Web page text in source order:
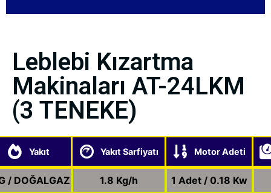
Leblebi Kızartma
Makinaları AT-24LKM
(3 TENEKE)
Yakıt Yakıt Sarfiyatı Motor Adeti
/ DOĞALGAZ 1.8 Kg/h 1 Adet / 0.18 Kw